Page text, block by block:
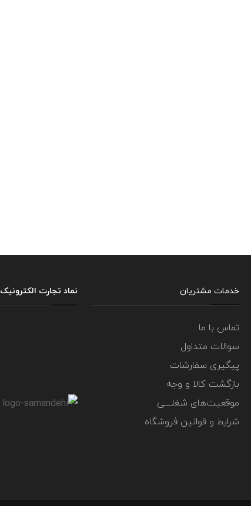
خدمات مشتریان
تماس با ما
سوالات متداول
پیگیری سفارشات
بازگشت کالا و وجه
موقعیت‌های شغلــــی
شرایط و قوانین فروشگاه
نماد تجارت الکترونیک